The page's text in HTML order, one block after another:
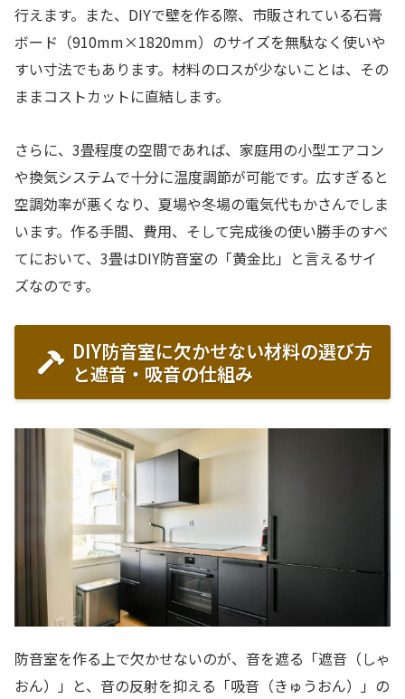
行えます。また、DIYで壁を作る際、市販されている石膏
ボード（910mm×1820mm）のサイズを無駄なく使いや
すい寸法でもあります。材料のロスが少ないことは、その
ままコストカットに直結します。
さらに、3畳程度の空間であれば、家庭用の小型エアコン
や換気システムで十分に温度調節が可能です。広すぎると
空調効率が悪くなり、夏場や冬場の電気代もかさんでしま
います。作る手間、費用、そして完成後の使い勝手のすべ
てにおいて、3畳はDIY防音室の「黄金比」と言えるサイ
ズなのです。
DIY防音室に欠かせない材料の選び方
と遮音・吸音の仕組み
防音室を作る上で欠かせないのが、音を遮る「遮音（しゃ
おん）」と、音の反射を抑える「吸音（きゅうおん）」の